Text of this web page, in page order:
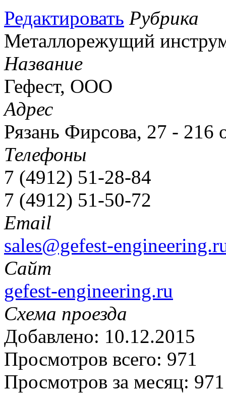
Редактировать Рубрика
Металлорежущий
Название
Гефест, ООО
Адрес
Рязань Фирсова, 27 - 216
Телефоны
7 (4912) 51-28-84
7 (4912) 51-50-72
Email
sales@gefest-
Сайт
gefest-engineering.ru
Схема проезда
Добавлено: 10.12.2015
Просмотров всего: 971
Просмотров за месяц: 971